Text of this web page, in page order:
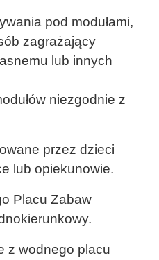
pod modułami,
zagrażający
lub innych
niezgodnie z
przez dzieci
lub opiekunowie.
Placu Zabaw
z wodnego placu